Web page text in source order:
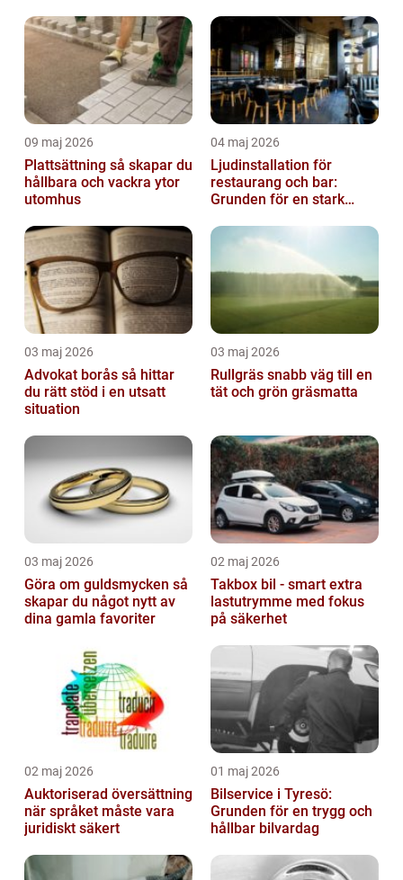
09 maj 2026
Plattsättning så skapar du
hållbara och vackra ytor
utomhus
04 maj 2026
Ljudinstallation för
restaurang och bar:
Grunden för en stark
03 maj 2026
Advokat borås så hittar
du rätt stöd i en utsatt
situation
03 maj 2026
Rullgräs snabb väg till en
tät och grön gräsmatta
03 maj 2026
Göra om guldsmycken så
skapar du något nytt av
dina gamla favoriter
02 maj 2026
Takbox bil - smart extra
lastutrymme med fokus
på säkerhet
02 maj 2026
Auktoriserad översättning
när språket måste vara
juridiskt säkert
01 maj 2026
Bilservice i Tyresö:
Grunden för en trygg och
hållbar bilvardag